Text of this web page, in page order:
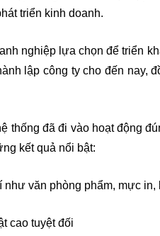
triển kinh doanh.
nghiệp lựa chọn để triển
lập công ty cho đến nay,
thống đã đi vào hoạt động
kết quả nổi bật:
văn phòng phẩm, mực in,
cao tuyệt đối